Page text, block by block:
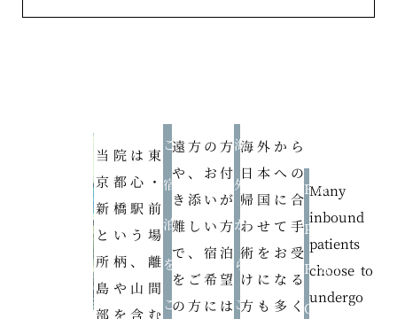
当院は東
京都心・
新橋駅前
という場
所柄、離
島や山間
部を含む
ご
宿
泊
を
ご
遠方の方
や、お付
き添いが
難しい方
で、宿泊
をご希望
の方には
海
外
か
ら
ご
海外から
日本への
帰国に合
わせて手
術をお受
けになる
方も多く
For
Patients
From
Outside
Many
inbound
patients
choose to
undergo